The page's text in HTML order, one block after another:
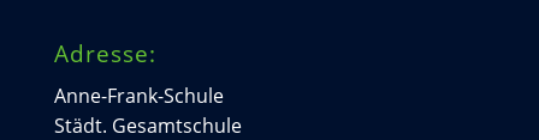
Adresse:
Anne-Frank-Schule
Städt. Gesamtschule